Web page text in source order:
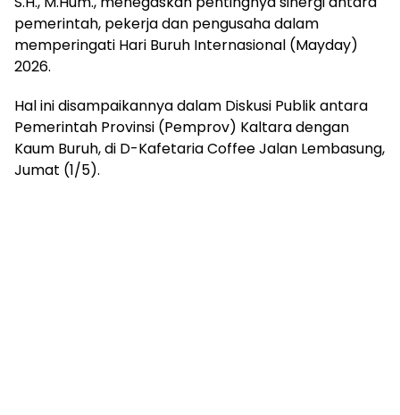
pemerintah, pekerja dan pengusaha dalam
memperingati Hari Buruh Internasional (Mayday)
2026.
Hal ini disampaikannya dalam Diskusi Publik antara
Pemerintah Provinsi (Pemprov) Kaltara dengan
Kaum Buruh, di D-Kafetaria Coffee Jalan Lembasung,
Jumat (1/5).